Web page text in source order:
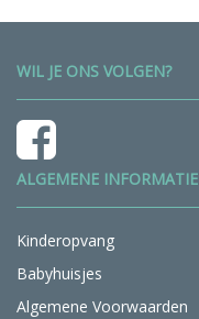
WIL JE ONS VOLGEN?
ALGEMENE INFORMATIE
Kinderopvang
Babyhuisjes
Algemene Voorwaarden